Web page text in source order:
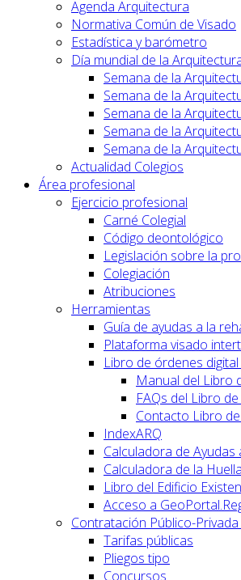
Agenda Arquitectura
Normativa Común de Visado
Estadística y barómetro
Día mundial de la
Semana de la
Semana de la
Semana de la
Semana de la
Semana de la
Actualidad Colegios
Área profesional
Ejercicio profesional
Carné Colegial
Código deontológico
Legislación sobre la
Colegiación
Atribuciones
Herramientas
Guía de ayudas a la
Plataforma visado
Libro de órdenes digital
Manual del Libro
FAQs del Libro
Contacto Libro
IndexARQ
Calculadora de Ayudas
Calculadora de la
Libro del Edificio
Acceso a
Contratación Público-
Tarifas públicas
Pliegos tipo
Concursos